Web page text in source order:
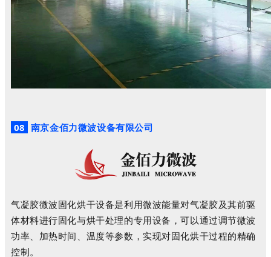
08 南京金佰力微波设备有限公司
气凝胶微波固化烘干设备是利用微波能量对气凝胶及其前驱
体材料进行固化与烘干处理的专用设备，可以通过调节微波
功率、加热时间、温度等参数，实现对固化烘干过程的精确
控制。